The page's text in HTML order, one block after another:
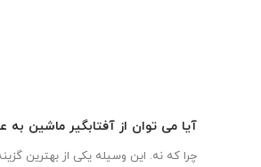
آیا می توان از آفتابگیر ماشین به
چرا که نه. این وسیله یکی از بهترین